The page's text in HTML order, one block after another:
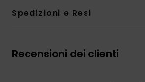
Spedizioni e Resi
Recensioni dei clienti